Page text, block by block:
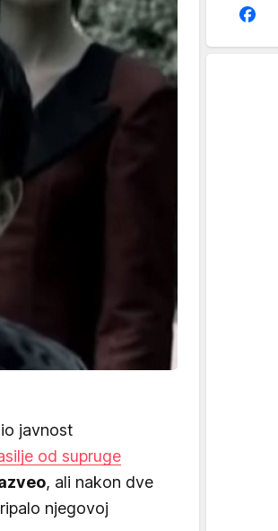
javnost
od supruge
, ali nakon dve
njegovoj